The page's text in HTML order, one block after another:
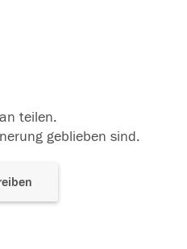
teilen.
geblieben sind.